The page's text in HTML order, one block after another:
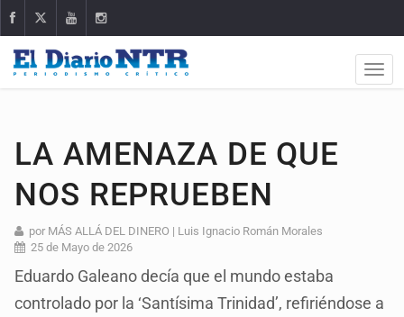
LA AMENAZA DE QUE
NOS REPRUEBEN
por MÁS ALLÁ DEL DINERO | Luis Ignacio Román Morales
25 de Mayo de 2026
Eduardo Galeano decía que el mundo estaba
controlado por la ‘Santísima Trinidad’, refiriéndose a